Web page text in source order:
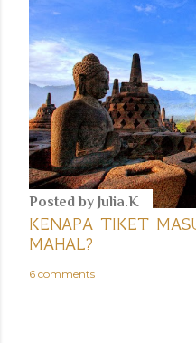
Posted by Julia.K
KENAPA TIKET
MAHAL?
6 comments